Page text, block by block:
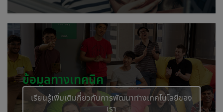
ข้อมูลทางเทคนิค
เรียนรู้เพิ่มเติมกี่ยวกับการพัฒนาทางเทคโนโลยีของ
เรา